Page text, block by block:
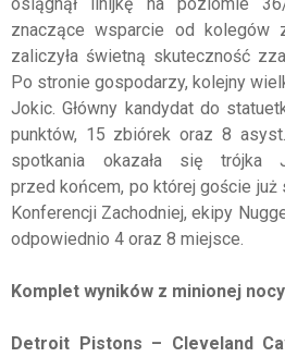
znaczące wsparcie od kolegów
zaliczyła świetną skuteczność
Po stronie gospodarzy, kolejny
Jokic. Główny kandydat do
punktów, 15 zbiórek oraz 8
spotkania okazała się
przed końcem, po której goście już
Konferencji Zachodniej, ekipy
odpowiednio 4 oraz 8 miejsce.
Komplet wyników z minionej
Detroit Pistons – Cleveland